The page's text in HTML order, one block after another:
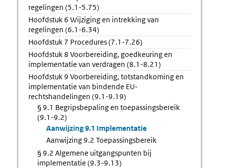
regelingen (5.1-5.75)
Hoofdstuk 6 Wijziging en intrekking van
regelingen (6.1-6.34)
Hoofdstuk 7 Procedures (7.1-7.26)
Hoofdstuk 8 Voorbereiding, goedkeuring en
implementatie van verdragen (8.1-8.21)
Hoofdstuk 9 Voorbereiding, totstandkoming en
implementatie van bindende EU-
rechtshandelingen (9.1-9.19)
§ 9.1 Begripsbepaling en toepassingsbereik
(9.1-9.2)
Aanwijzing 9.1 Implementatie
Aanwijzing 9.2 Toepassingsbereik
§ 9.2 Algemene uitgangspunten bij
implementatie (9.3-9.13)